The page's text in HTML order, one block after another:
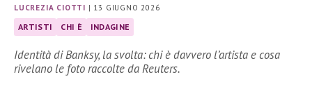
LUCREZIA CIOTTI | 13 GIUGNO 2026
ARTISTI CHI È INDAGINE
Identità di Banksy, la svolta: chi è davvero l’artista e cosa
rivelano le foto raccolte da Reuters.